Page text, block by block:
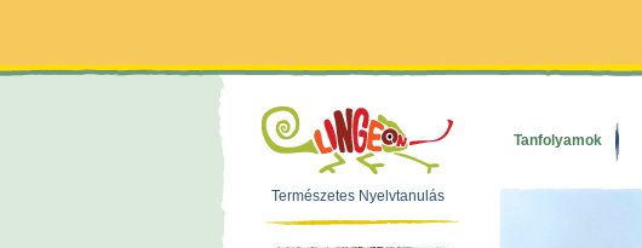
Természetes Nyelvtanulás
Tanfolyamok